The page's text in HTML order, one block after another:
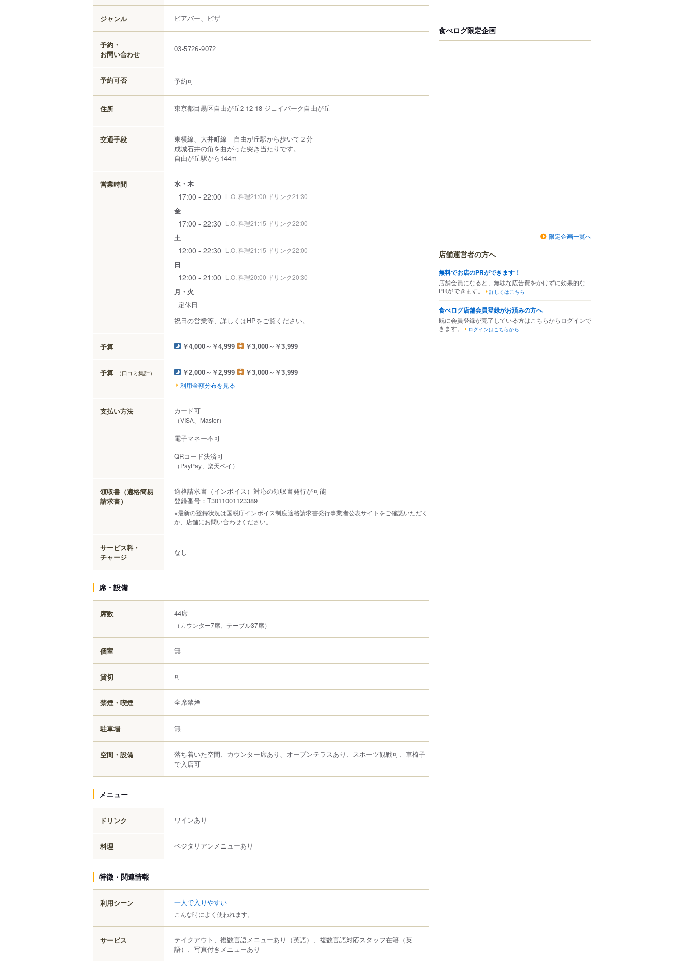
ジャンル ビアバー、ピザ
予約・
お問い合わせ
03-5726-9072
予約可否 予約可
住所 東京都目黒区自由が丘2-12-18 ジェイパーク自由が丘
交通手段
東横線、大井町線 自由が丘駅から歩いて２分
成城石井の角を曲がった突き当たりです。
自由が丘駅から144m
営業時間 水・木
17:00 - 22:00 L.O. 料理21:00 ドリンク21:30
金
17:00 - 22:30 L.O. 料理21:15 ドリンク22:00
土
12:00 - 22:30 L.O. 料理21:15 ドリンク22:00
日
12:00 - 21:00 L.O. 料理20:00 ドリンク20:30
月・火
定休日
祝日の営業等、詳しくはHPをご覧ください。
予算 ￥4,000～￥4,999 ￥3,000～￥3,999
予算 （口コミ集計） ￥2,000～￥2,999 ￥3,000～￥3,999
利用金額分布を見る
支払い方法 カード可
（VISA、Master）
電子マネー不可
QRコード決済可
（PayPay、楽天ペイ）
領収書（適格簡易
請求書）
適格請求書（インボイス）対応の領収書発行が可能
登録番号：T3011001123389
※最新の登録状況は国税庁インボイス制度適格請求書発行事業者公表サイトをご確認いただく
か、店舗にお問い合わせください。
サービス料・
チャージ
なし
席・設備
席数 44席
（カウンター7席、テーブル37席）
個室 無
貸切 可
禁煙・喫煙 全席禁煙
駐車場 無
空間・設備
落ち着いた空間、カウンター席あり、オープンテラスあり、スポーツ観戦可、車椅子
で入店可
メニュー
ドリンク ワインあり
料理 ベジタリアンメニューあり
特徴・関連情報
利用シーン 一人で入りやすい
こんな時によく使われます。
サービス
テイクアウト、複数言語メニューあり（英語）、複数言語対応スタッフ在籍（英
語）、写真付きメニューあり
食べログ限定企画
限定企画一覧へ
店舗運営者の方へ
無料でお店のPRができます！
店舗会員になると、無駄な広告費をかけずに効果的な
PRができます。
詳しくはこちら
食べログ店舗会員登録がお済みの方へ
既に会員登録が完了している方はこちらからログインで
きます。
ログインはこちらから